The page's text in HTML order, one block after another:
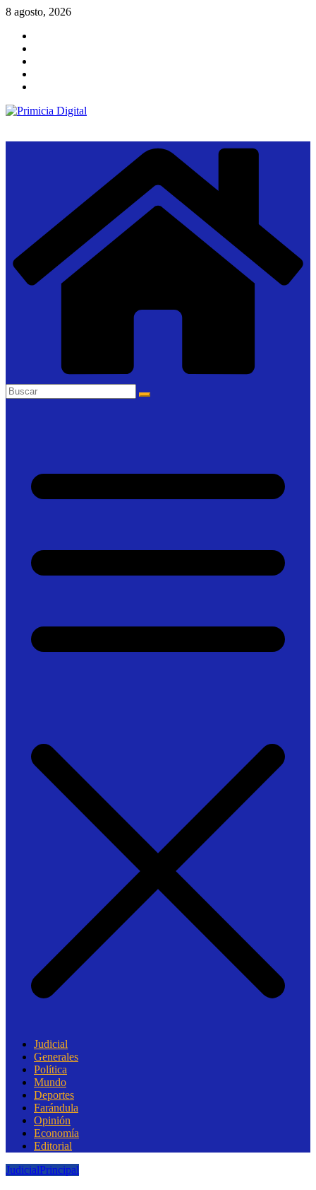
Saltar
contenido
8 agosto, 2026
Judicial
Generales
Política
Mundo
Deportes
Farándula
Opinión
Economía
Editorial
JudicialPrincipal